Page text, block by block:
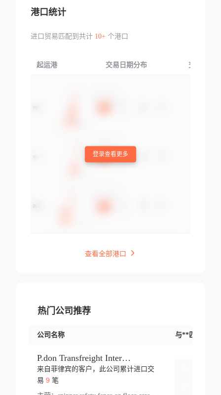
港口统计
进口贸易匹配到共计 10+个港口
起运港 交易日期分布 交易产品
登录查看更多
查看全部港口
热门公司推荐
公司名称 与**匹配交易
P.don Transfreight International
来自菲律宾的客户，此公司累计进口交
易 9 笔